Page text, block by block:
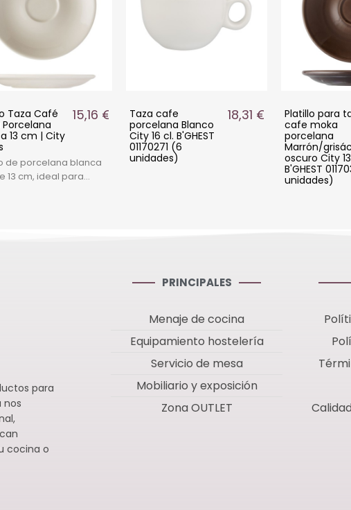
Taza Café
Porcelana
13 cm | City
15,16 €
de porcelana blanca
13 cm, ideal para
Taza cafe
porcelana Blanco
City 16 cl. B'GHEST
01170271 (6
unidades)
18,31 €
Platillo para
cafe moka
porcelana
Marrón/
oscuro City
B'GHEST
unidades)
para
nos
cocina o
PRINCIPALES
Menaje de cocina
Equipamiento hostelería
Servicio de mesa
Mobiliario y exposición
Zona OUTLET